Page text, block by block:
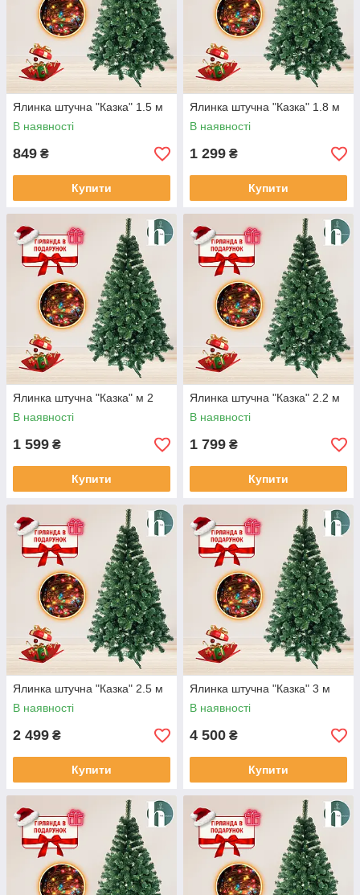
Ялинка штучна "Казка" 1.5 м
В наявності
849 ₴
Купити
Ялинка штучна "Казка" 1.8 м
В наявності
1 299 ₴
Купити
Ялинка штучна "Казка" м 2
В наявності
1 599 ₴
Купити
Ялинка штучна "Казка" 2.2 м
В наявності
1 799 ₴
Купити
Ялинка штучна "Казка" 2.5 м
В наявності
2 499 ₴
Купити
Ялинка штучна "Казка" 3 м
В наявності
4 500 ₴
Купити